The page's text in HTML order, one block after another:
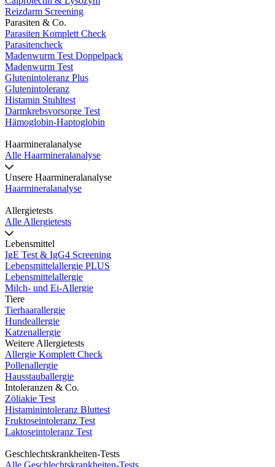
Reizdarm Screening
Parasiten & Co.
Parasiten Komplett Check
Parasitencheck
Madenwurm Test Doppelpack
Madenwurm Test
Glutenintoleranz Plus
Glutenintoleranz
Histamin Stuhltest
Darmkrebsvorsorge Test
Hämoglobin-Haptoglobin
Haarmineralanalyse
Alle Haarmineralanalyse
Unsere Haarmineralanalyse
Haarmineralanalyse
Allergietests
Alle Allergietests
Lebensmittel
IgE Test & IgG4 Screening
Lebensmittelallergie PLUS
Lebensmittelallergie
Milch- und Ei-Allergie
Tiere
Tierhaarallergie
Hundeallergie
Katzenallergie
Weitere Allergietests
Allergie Komplett Check
Pollenallergie
Hausstauballergie
Intoleranzen & Co.
Zöliakie Test
Histaminintoleranz Bluttest
Fruktoseintoleranz Test
Laktoseintoleranz Test
Geschlechtskrankheiten-Tests
Alle Geschlechtskrankheiten-Tests